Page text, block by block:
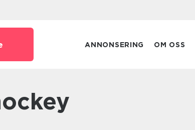
ANNONSERING OM OSS